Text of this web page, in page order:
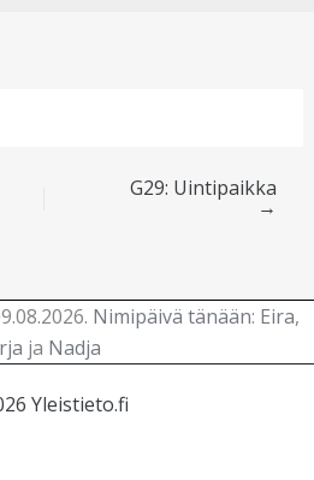
G29: Uintipaikka
→
Nimipäivä tänään: Eira,
ja Nadja
Yleistieto.fi